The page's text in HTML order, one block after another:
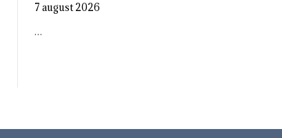
7 august 2026
…